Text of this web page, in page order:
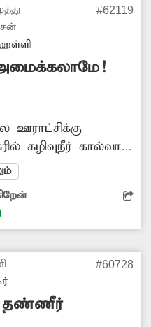
விடுத்து
தொல்லை
சம்பந்தப்பட்ட
அடிப்படை
#62119
ஊராட்சிக்கு
கழிவுநீர் கால்வாய்
தெருக்களில்
வருகிறது.
உற்பத்தியாகி
பெரியவர்கள் வரை
கால்வாய்
வேண்டும் என
#60728
தண்ணீர்